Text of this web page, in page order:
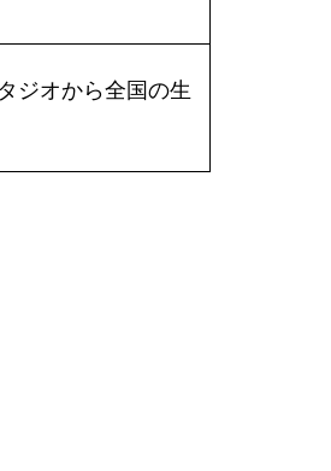
ジオから全国の生